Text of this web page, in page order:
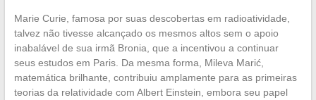
Marie Curie, famosa por suas descobertas em radioatividade,
talvez não tivesse alcançado os mesmos altos sem o apoio
inabalável de sua irmã Bronia, que a incentivou a continuar
seus estudos em Paris. Da mesma forma, Mileva Marić,
matemática brilhante, contribuiu amplamente para as primeiras
teorias da relatividade com Albert Einstein, embora seu papel